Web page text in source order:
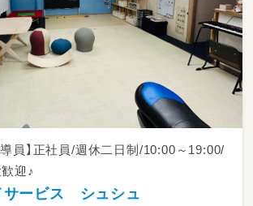
自然体験のサポート
者対応、日誌や連絡帳の記入 など
もが多すぎて目が回る…」「場所がなく
が制限される…」といった悩みとは無縁
す！
導員】正社員/週休二日制/10:00～19:00/
迎♪
サービス シュシュ